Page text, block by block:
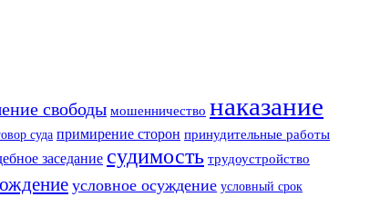
свободы мошенничество наказание
суда примирение сторон принудительные работы
заседание судимость трудоустройство
условное осуждение условный срок